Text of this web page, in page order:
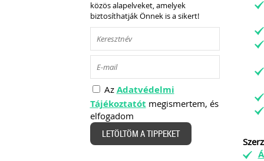
közös alapelveket, amelyek
biztosíthatják Önnek is a sikert!
Az Adatvédelmi
Tájékoztatót megismertem, és
elfogadom
LETÖLTÖM A TIPPEKET